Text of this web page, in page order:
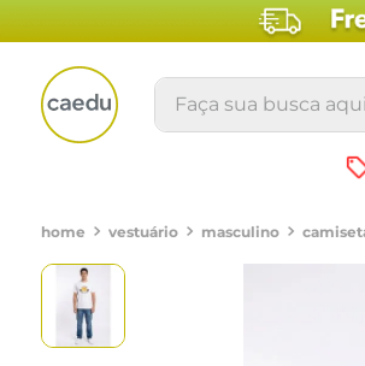
Faça sua busca aqui
vestuário masculino